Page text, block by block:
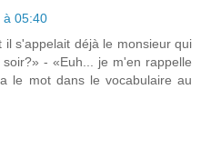
à 05:40
s'appelait déjà le monsieur qui
- «Euh... je m'en rappelle
le mot dans le vocabulaire au